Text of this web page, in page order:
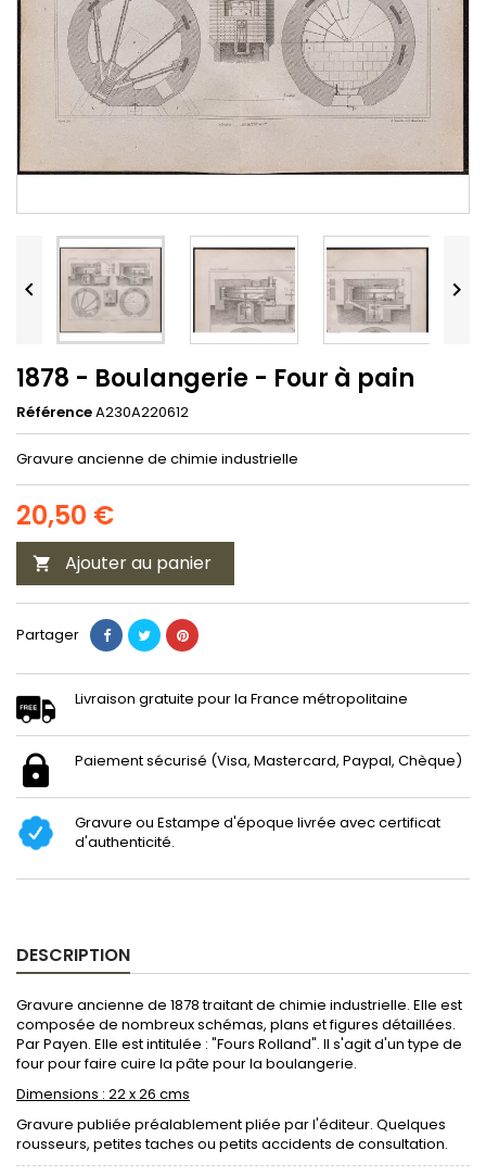
 
1878 - Boulangerie - Four à pain
RéférenceA230A220612
Gravure ancienne de chimie industrielle
20,50 €
 Ajouter au panier
Partager
Livraison gratuite pour la France métropolitaine
Paiement sécurisé (Visa, Mastercard, Paypal, Chèque)
Gravure ou Estampe d'époque livrée avec certificat
d'authenticité.
DESCRIPTION
Gravure ancienne de 1878 traitant de chimie industrielle. Elle est
composée de nombreux schémas, plans et figures détaillées.
Par Payen. Elle est intitulée : "Fours Rolland". Il s'agit d'un type de
four pour faire cuire la pâte pour la boulangerie.
Dimensions : 22 x 26 cms
Gravure publiée préalablement pliée par l'éditeur. Quelques
rousseurs, petites taches ou petits accidents de consultation.